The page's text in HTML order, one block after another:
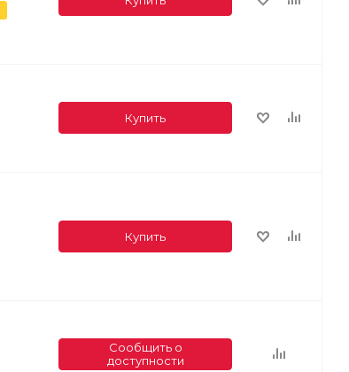
Купить
Купить
Сообщить о
доступности